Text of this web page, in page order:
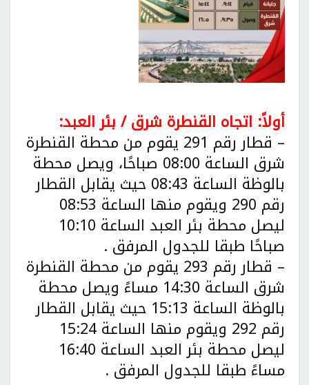
أولاً: اتجاه القنطرة شرق / بئر العبد:
– قطار رقم 291 يقوم من محطة القنطرة
شرق الساعة 08:00 صباحًا، ويصل محطة
بالوظة الساعة 08:43 حيث يقابل القطار
رقم 290 ويقوم منها الساعة 08:53
ليصل محطة بئر العبد الساعة 10:10
صباحًا طبقا للجدول المرفق .
– قطار رقم 293 يقوم من محطة القنطرة
شرق الساعة 14:30 مساءً ويصل محطة
بالوظة الساعة 15:13 حيث يقابل القطار
رقم 292 ويقوم منها الساعة 15:24
ليصل محطة بئر العبد الساعة 16:40
مساءً طبقا للجدول المرفق .